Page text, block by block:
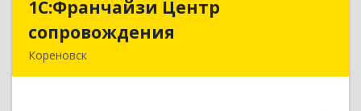
1С:Франчайзи Центр
сопровождения
Кореновск
1С:Франчайзи Центр